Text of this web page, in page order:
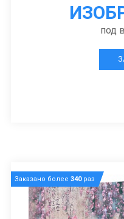
под
Заказано более 340раз